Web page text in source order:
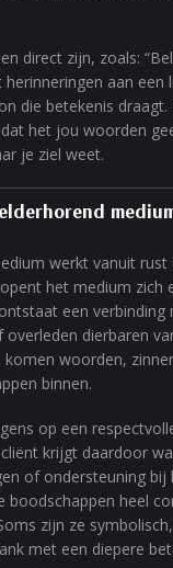
direct zijn, zoals:
herinneringen aan een
die betekenis draagt.
het jou woorden
je ziel weet.
werkt vanuit
het medium zich
een verbinding
dierbaren
komen woorden,
binnen.
op een
krijgt daardoor
of ondersteuning bij
boodschappen heel
zijn ze
met een diepere